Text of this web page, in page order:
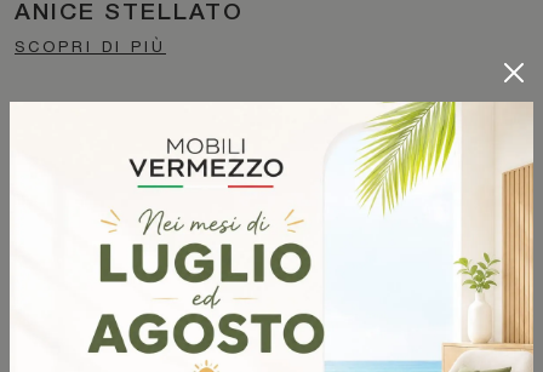
ANICE STELLATO
SCOPRI DI PIÙ